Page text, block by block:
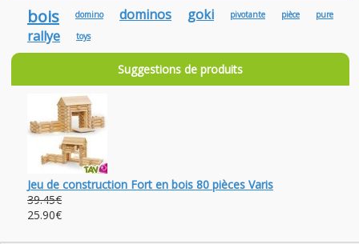
bois domino dominos goki pivotante pièce pure
rallye toys
Suggestions de produits
Jeu de construction Fort en bois 80 pièces Varis
39.45€
25.90€